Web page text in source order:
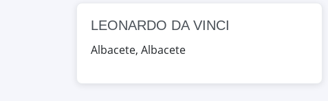
LEONARDO DA VINCI
Albacete, Albacete